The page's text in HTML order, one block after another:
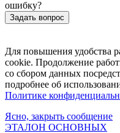
ошибку?
Задать вопрос
Для повышения удобства
cookie. Продолжение
со сбором данных
подробнее об
Политике
Ясно, закрыть сообщение
ЭТАЛОН ОСНОВНЫХ